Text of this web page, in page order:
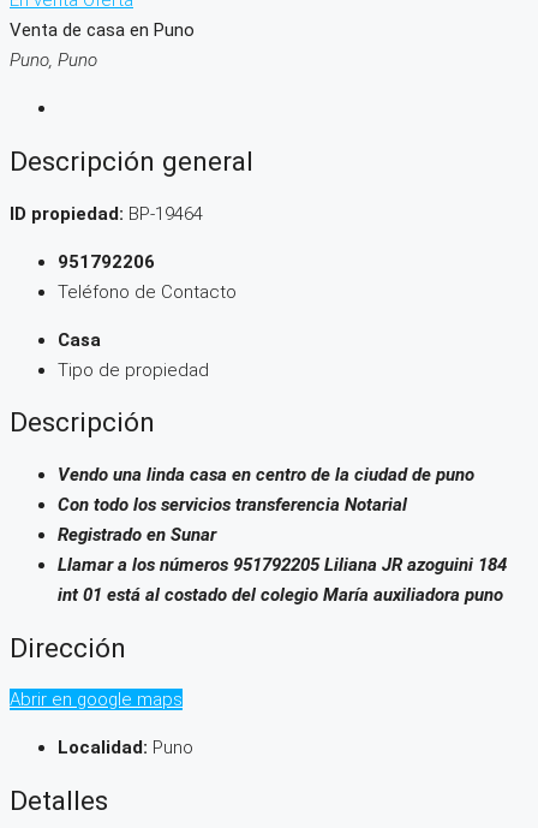
Venta de casa en Puno
Puno, Puno
Descripción general
ID propiedad: BP-19464
951792206
Teléfono de Contacto
Casa
Tipo de propiedad
Descripción
Vendo una linda casa en centro de la ciudad de puno
Con todo los servicios transferencia Notarial
Registrado en Sunar
Llamar a los números 951792205 Liliana JR azoguini 184
int 01 está al costado del colegio María auxiliadora puno
Dirección
Abrir en google maps
Localidad: Puno
Detalles